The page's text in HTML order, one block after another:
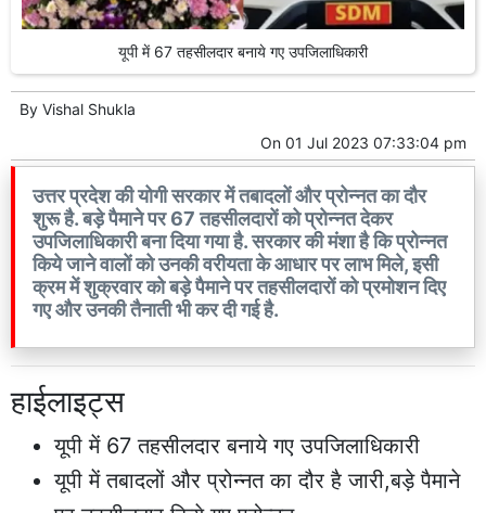
यूपी में 67 तहसीलदार बनाये गए उपजिलाधिकारी
By Vishal Shukla
On 01 Jul 2023 07:33:04 pm
उत्तर प्रदेश की योगी सरकार में तबादलों और प्रोन्नत का दौर
शुरू है. बड़े पैमाने पर 67 तहसीलदारों को प्रोन्नत देकर
उपजिलाधिकारी बना दिया गया है. सरकार की मंशा है कि प्रोन्नत
किये जाने वालों को उनकी वरीयता के आधार पर लाभ मिले, इसी
क्रम में शुक्रवार को बड़े पैमाने पर तहसीलदारों को प्रमोशन दिए
गए और उनकी तैनाती भी कर दी गई है.
हाईलाइट्स
यूपी में 67 तहसीलदार बनाये गए उपजिलाधिकारी
यूपी में तबादलों और प्रोन्नत का दौर है जारी,बड़े पैमाने